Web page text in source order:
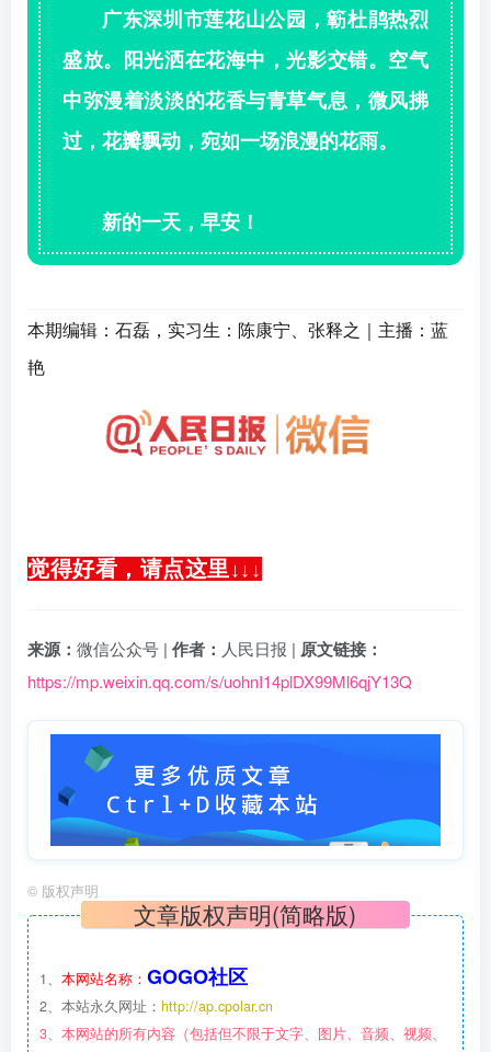
广东深圳市莲花山公园，簕杜鹃热烈
盛放。阳光洒在花海中，光影交错。空气
中弥漫着淡淡的花香与青草气息，微风拂
过，花瓣飘动，宛如一场浪漫的花雨。
新的一天，早安！
本期编辑：石磊，实习生：陈康宁、 张释之｜主播：蓝
艳
觉得好看，请点这里 ↓ ↓ ↓
来源： 微信公众号 | 作者： 人民日报 | 原文链接：
https://mp.weixin.qq.com/s/uohnI14plDX99Ml6qjY13Q
© 版权声明
文章版权声明(简略版)
1、 本网站名称： GOGO社区
2、本站永久网址： http://ap.cpolar.cn
3、本网站的所有内容（包括但不限于文字、图片、音频、视频、